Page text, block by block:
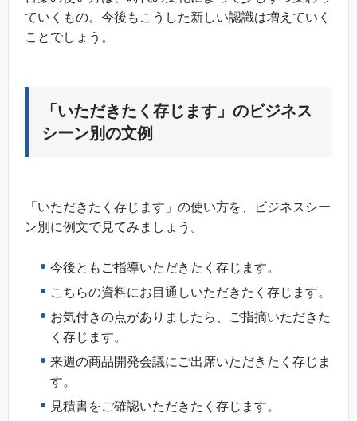
ていくもの。今後もこうした新しい認識は増えていく
ことでしょう。
「いただきたく存じます」のビジネス
シーン別の文例
「いただきたく存じます」の使い方を、ビジネスシー
ン別に例文で見てみましょう。
今後ともご指導いただきたく存じます。
こちらの資料にお目通しいただきたく存じます。
お気付きの点がありましたら、ご指摘いただきた
く存じます。
来週の商品開発会議にご出席いただきたく存じま
す。
見積書をご確認いただきたく存じます。